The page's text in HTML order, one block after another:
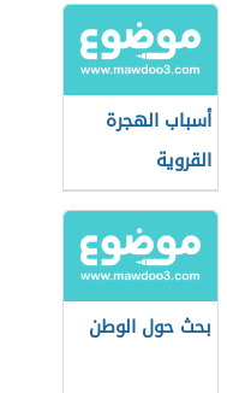
أسباب الهجرة
القروية
بحث حول الوطن